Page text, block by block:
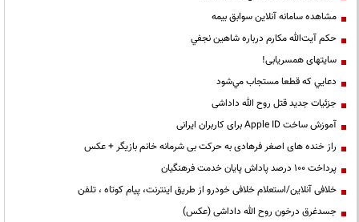
مشاهده سامانه آنلاين سوابق بیمه
حكم آيت‌الله مكارم درباره شاهين نجفي
سایتهای همسریابی!
دعايي كه قطعا مستجاب مي‌شود
جزئیات جدید قتل روح الله داداشی
آموزش ساخت Apple ID برای کاربران ایرانی
راز خنده های اصغر فرهادی به حرکت بی شرمانه خانم بازیگر + عکس
پرداخت ۱۰۰ درصد پاداش پایان خدمت فرهنگیان
خلافی آنلاین/استعلام خلافی خودرو از طریق اینترنت، پیام کوتاه ، تلفن
جسدغرق درخون روح الله داداشی (عکس)